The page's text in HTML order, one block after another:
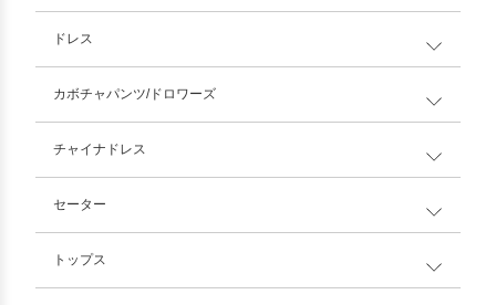
ドレス
カボチャパンツ/ドロワーズ
チャイナドレス
セーター
トップス